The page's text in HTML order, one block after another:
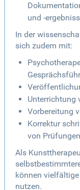
und -
In der
sich zudem mit:
Unterrichtung
Vorbereitung
Korrektur
von Prüfungen
Als
können
nutzen.